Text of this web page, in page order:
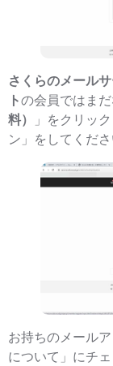
さくらのメール
トの会員ではま
料）
」をクリッ
ン」をしてくださ
お持ちのメール
について」にチ